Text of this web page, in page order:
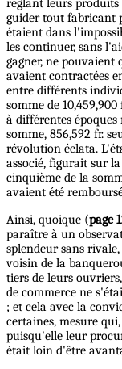
guider tout fabricant
étaient dans
les continuer, sans
gagner, ne
avaient contractées
entre différents
somme de
à différentes époques
somme, 856,592 fr.
révolution éclata.
associé, figurait sur
cinquième de la
avaient été
Ainsi, quoique (page
paraître à un
splendeur sans
voisin de la
tiers de leurs
de commerce ne
; et cela avec la
certaines, mesure
puisqu'elle leur
était loin d'être